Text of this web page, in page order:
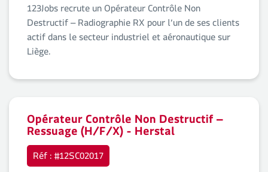
123Jobs recrute un Opérateur Contrôle Non
Destructif – Radiographie RX pour l’un de ses clients
actif dans le secteur industriel et aéronautique sur
Liège.
Opérateur Contrôle Non Destructif –
Ressuage (H/F/X) - Herstal
Réf : #12SC02017